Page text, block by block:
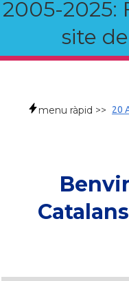
2005-2025:
site
menu ràpid >> 20